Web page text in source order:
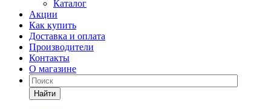
Каталог
Акции
Как купить
Доставка и оплата
Производители
Контакты
О магазине
Найти